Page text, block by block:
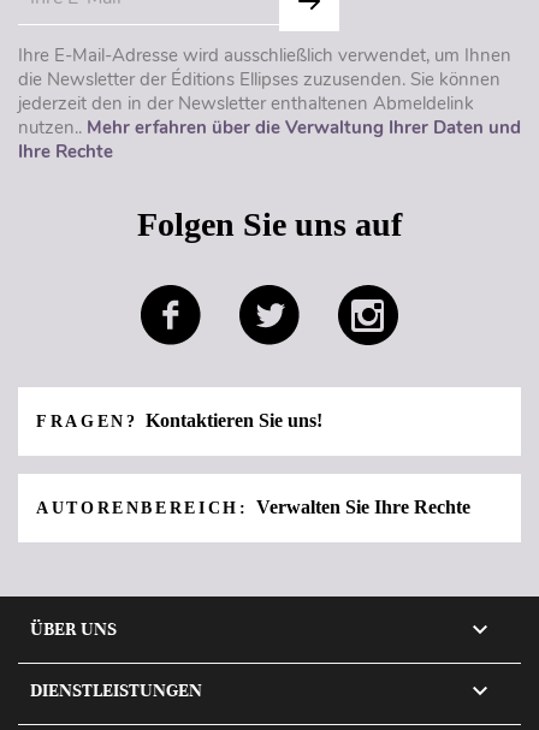
Ihre E-Mail-Adresse wird ausschließlich verwendet, um Ihnen
die Newsletter der Éditions Ellipses zuzusenden. Sie können
jederzeit den in der Newsletter enthaltenen Abmeldelink
nutzen.. Mehr erfahren über die Verwaltung Ihrer Daten und
Ihre Rechte
Folgen Sie uns auf
FRAGEN?Kontaktieren Sie uns!
AUTORENBEREICH: Verwalten Sie Ihre Rechte
ÜBER UNS 
DIENSTLEISTUNGEN 